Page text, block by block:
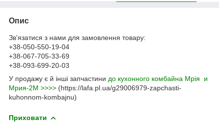
Опис
Зв'язатися з нами для замовлення товару:
+38-050-550-19-04
+38-067-705-33-69
+38-093-699-20-03
У продажу є й інші запчастини до кухонного комбайна Мрія и
Мрия-2М >>>> (https://lafa.pl.ua/g29006979-zapchasti-
kuhonnom-kombajnu)
Приховати